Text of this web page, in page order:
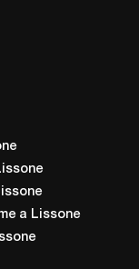
a Lissone